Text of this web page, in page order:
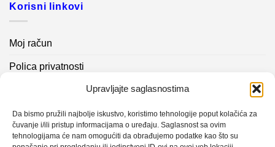
Upravljajte saglasnostima
Da bismo pružili najbolje iskustvo, koristimo tehnologije poput kolačića za
čuvanje i/ili pristup informacijama o uređaju. Saglasnost sa ovim
tehnologijama će nam omogućiti da obrađujemo podatke kao što su
Korisni linkovi
Moj račun
Polica privatnosti
Kontakt info